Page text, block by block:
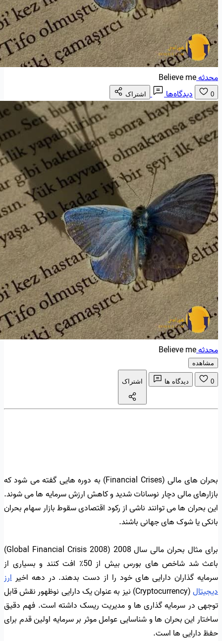
محدثهBelieve me
0 دیدگاه‌ها اشتراک
محدثهBelieve me
مشاهده
0 دیدگاه ها اشتراک
بحران های مالی (Financial Crises) به دوره هایی گفته می شود که
بازارهای مالی دچار نوسانات شدید و کاهش ارزش سرمایه ها می شوند.
این بحران ها می توانند ناشی از رکود اقتصادی سقوط بازار سهام بحران
بانکی یا شوک های جهانی باشند.
برای مثال بحران مالی سال 2008 (Global Financial Crisis 2008)
باعث شد شاخص های بورس بیش از 50٪ افت کنند و بسیاری از
سرمایه گذاران دارایی های خود را از دست بدهند. در دهه اخیر ارز
دیجیتال
(Cryptocurrency) نیز به عنوان یک دارایی نوظهور نقش قابل
توجهی در سرمایه گذاری ها و مدیریت ریسک داشته است. فهم دقیق
ساختار این بحران ها و شناسایی عوامل موثر بر سرمایه اولین قدم برای
حفظ دارایی ها است.